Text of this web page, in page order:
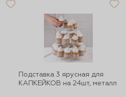
Подставка 3 ярусная для
КАПКЕЙКОВ на 24шт, металл